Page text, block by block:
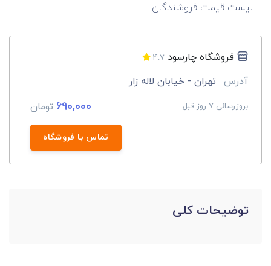
لیست قیمت فروشندگان
فروشگاه چارسود 4.7
آدرس تهران - خیابان لاله زار
بروزرسانی 7 روز قبل 690,000 تومان
تماس با فروشگاه
توضیحات کلی